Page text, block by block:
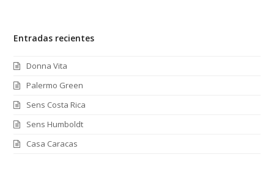
Entradas recientes
Donna Vita
Palermo Green
Sens Costa Rica
Sens Humboldt
Casa Caracas